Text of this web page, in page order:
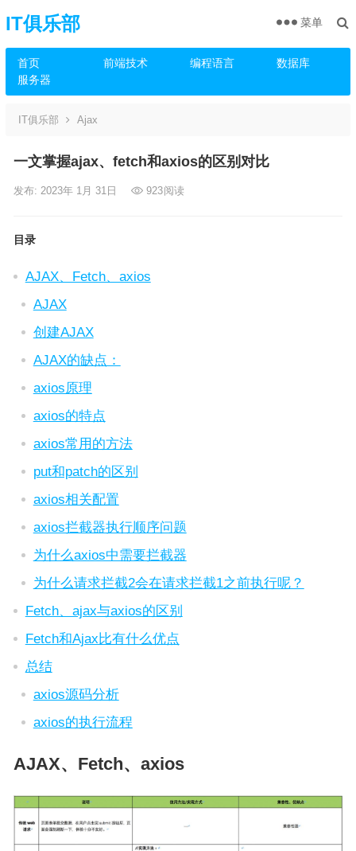
IT俱乐部
首页 前端技术 编程语言
数据库
服务器
菜单
IT俱乐部 Ajax
一文掌握ajax、fetch和axios的区别对比
发布: 2023年 1月 31日 923阅读
目录
AJAX、Fetch、axios
AJAX
创建AJAX
AJAX的缺点：
axios原理
axios的特点
axios常用的方法
put和patch的区别
axios相关配置
axios拦截器执行顺序问题
为什么axios中需要拦截器
为什么请求拦截2会在请求拦截1之前执行呢？
Fetch、ajax与axios的区别
Fetch和Ajax比有什么优点
总结
axios源码分析
axios的执行流程
AJAX、Fetch、axios